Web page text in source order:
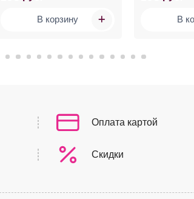
В корзину В
Оплата картой
Скидки